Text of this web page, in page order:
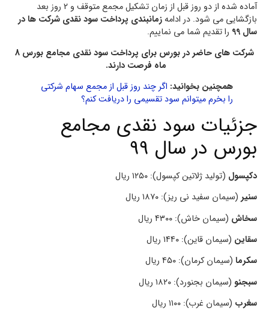
آماده شده از دو روز قبل از زمان تشکیل مجمع متوقف و 2 روز بعد
بازگشایی می شود. در ادامهزمانبندی پرداخت سود نقدی شرکت ها در
سال 99
را تقدیم شما می نماییم.
شرکت های حاضر در بورس برای پرداخت سود نقدی مجامع بورس 8
ماه فرصت دارند.
همچنین بخوانید: اگر چند روز قبل از مجمع سهام شرکتی
را بخرم میتوانم سود تقسیمی را دریافت کنم؟
جزئیات سود نقدی مجامع
بورس در سال 99
دکپسول (تولید ژلاتین کپسول): ۱۲۵۰ ریال
سنیر (سیمان سفید نی ریز): ۱۸۷۰ ریال
سخاش (سیمان خاش): ۴۳۰۰ ریال
سقاین (سیمان قاین): ۱۴۴۰ ریال
سکرما (سیمان کرمان): ۴۵۰ ریال
سبجنو (سیمان بجنورد): ۱۸۲۰ ریال
سغرب (سیمان غرب): ۱۱۰۰ ریال